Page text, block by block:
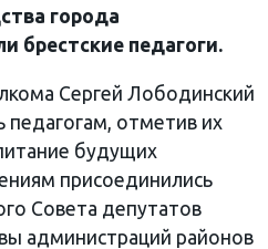
города
брестские педагоги.
Сергей Лободинский
педагогам, отметив их
будущих
присоединились
Совета депутатов
администраций районов